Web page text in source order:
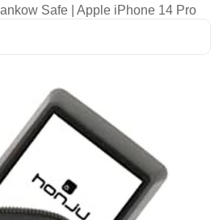
Safe | Apple iPhone 14 Pro